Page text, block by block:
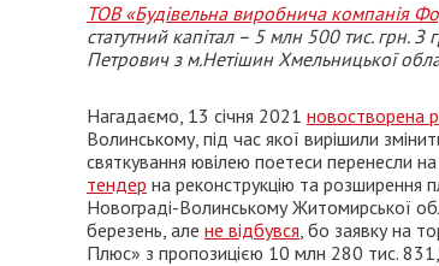
ТОВ «Будівельна виробнича компанія
статутний капітал – 5 млн 500 тис. грн.
Петрович з м.Нетішин Хмельницької
Нагадаємо, 13 січня 2021 новостворена
Волинському, під час якої вирішили
святкування ювілею поетеси перенесли
тендер на реконструкцію та розширення
Новограді-Волинському Житомирської
березень, але не відбувся, бо заявку на
Плюс» з пропозицією 10 млн 280 тис.